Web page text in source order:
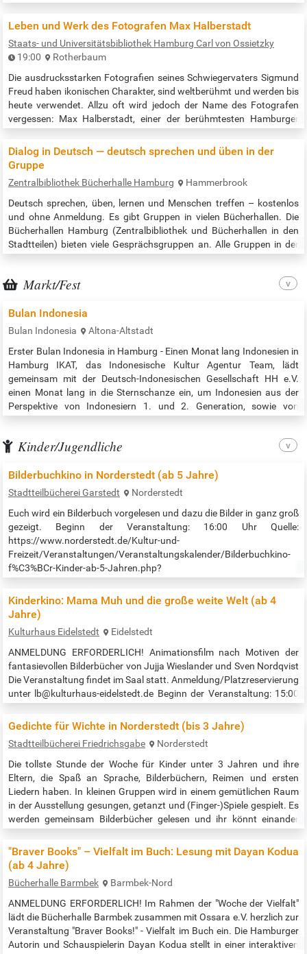
Roberta Vidic Die Veranstaltung findet in Raum 116 & Online (Zoom)
Leben und Werk des Fotografen Max Halberstadt
Staats- und Universitätsbibliothek Hamburg Carl von Ossietzky
19:00
Rotherbaum
Die ausdrucksstarken Fotografien seines Schwiegervaters Sigmund
Freud haben ikonischen Charakter, sind weltberühmt und werden bis
heute verwendet. Allzu oft wird jedoch der Name des Fotografen
vergessen: Max Halberstadt, einer der berühmtesten Hamburger
einer abwechslungsreichen Text- und Bildcollage stellen die
Schauspielerin Katharina Schütz und der Publizist Wilfried Weinke
Leben und…
Dialog in Deutsch — deutsch sprechen und üben in der
Gruppe
Zentralbibliothek Bücherhalle Hamburg
Hammerbrook
Deutsch sprechen, üben, lernen und Menschen treffen – kostenlos
und ohne Anmeldung. Es gibt Gruppen in vielen Bücherhallen. Die
Bücherhallen Hamburg (Zentralbibliothek und Bücherhallen in den
Stadtteilen) bieten viele Gesprächsgruppen an. Alle Gruppen in der
deutsch.html Alle Gruppen in allen Bücherhallen nach Datum /…
Markt/Fest
Bulan Indonesia
Bulan Indonesia
Altona-Altstadt
Erster Bulan Indonesia in Hamburg - Einen Monat lang Indonesien in
Hamburg IKAT, das Indonesische Kultur Agentur Team, lädt
gemeinsam mit der Deutsch-Indonesischen Gesellschaft HH e.V.
einen Monat lang in die Sternschanze ein, um Indonesien aus der
Perspektive von Indonesiern 1. und 2. Generation, sowie von
(Sternschanze) in eine…
Kinder/Jugendliche
Bilderbuchkino in Norderstedt (ab 5 Jahre)
Stadtteilbücherei Garstedt
Norderstedt
Euch wird ein Bilderbuch vorgelesen und dazu die Bilder in ganz groß
gezeigt. Beginn der Veranstaltung: 16:00 Uhr Quelle:
https://www.norderstedt.de/Kultur-und-
Freizeit/Veranstaltungen/Veranstaltungskalender/Bilderbuchkino-
f%C3%BCr-Kinder-ab-5-Jahren.php?
Kinderkino: Mama Muh und die große weite Welt (ab 4
Jahre)
Kulturhaus Eidelstedt
Eidelstedt
ANMELDUNG ERFORDERLICH! Animationsfilm nach Motiven der
fantasievollen Bilderbücher von Jujja Wieslander und Sven Nordqvist
Die Veranstaltung findet im Saal statt. Anmeldung/Platzreservierung
unter lb@kulturhaus-eidelstedt.de Beginn der Veranstaltung: 15:00
muh-und-die-grosse-weite-welt/
Gedichte für Wichte in Norderstedt (bis 3 Jahre)
Stadtteilbücherei Friedrichsgabe
Norderstedt
Die tollste Stunde der Woche für Kinder unter 3 Jahren und ihre
Eltern, die Spaß an Sprache, Bilderbüchern, Reimen und ersten
Liedern haben. In kleinen Gruppen wird in einem gemütlichen Raum
in der Ausstellung gesungen, getanzt und (Finger-)Spiele gespielt. Es
werden gemeinsam Bilderbücher gelesen und ihr könnt einander
"Braver Books" – Vielfalt im Buch: Lesung mit Dayan Kodua
(ab 4 Jahre)
Bücherhalle Barmbek
Barmbek-Nord
ANMELDUNG ERFORDERLICH! Im Rahmen der "Woche der Vielfalt"
lädt die Bücherhalle Barmbek zusammen mit Ossara e.V. herzlich zur
Veranstaltung "Braver Books!" - Vielfalt im Buch ein. Die Hamburger
Autorin und Schauspielerin Dayan Kodua stellt in einer interaktiven